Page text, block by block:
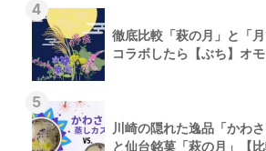
4
徹底比較「萩の月」と「
コラボしたら【ぶち】オ
5
川崎の隠れた逸品「かわ
と仙台銘菓「萩の月」【比